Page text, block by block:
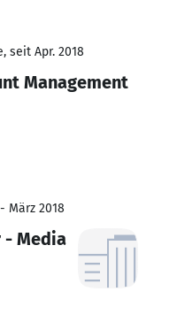
seit Apr. 2018
Management
März 2018
- Media